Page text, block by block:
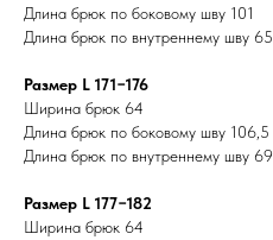
Длина брюк по боковому шву 101
Длина брюк по внутреннему шву 65
Размер L 171−176
Ширина брюк 64
Длина брюк по боковому шву 106,5
Длина брюк по внутреннему шву 69
Размер L 177−182
Ширина брюк 64